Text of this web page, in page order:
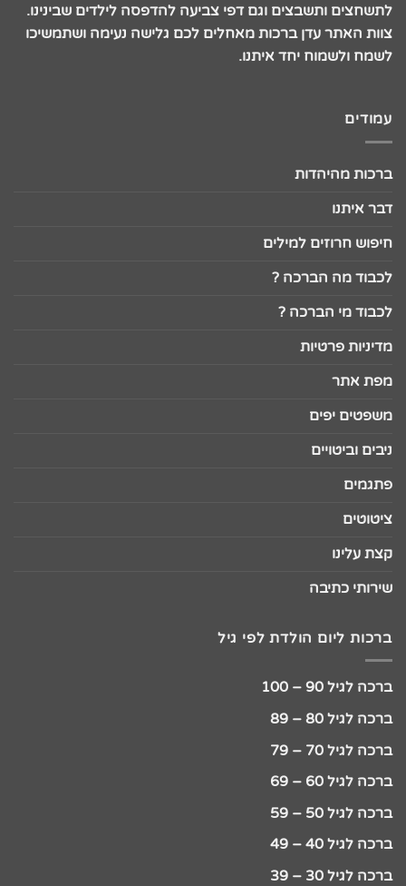
לתשחצים ותשבצים וגם דפי צביעה להדפסה לילדים שבינינו.
צוות האתר עדן ברכות מאחלים לכם גלישה נעימה ושתמשיכו
לשמח ולשמוח יחד איתנו.
עמודים
ברכות מהיהדות
דבר איתנו
חיפוש חרוזים למילים
לכבוד מה הברכה ?
לכבוד מי הברכה ?
מדיניות פרטיות
מפת אתר
משפטים יפים
ניבים וביטויים
פתגמים
ציטוטים
קצת עלינו
שירותי כתיבה
ברכות ליום הולדת לפי גיל
ברכה לגיל 90 – 100
ברכה לגיל 80 – 89
ברכה לגיל 70 – 79
ברכה לגיל 60 – 69
ברכה לגיל 50 – 59
ברכה לגיל 40 – 49
ברכה לגיל 30 – 39